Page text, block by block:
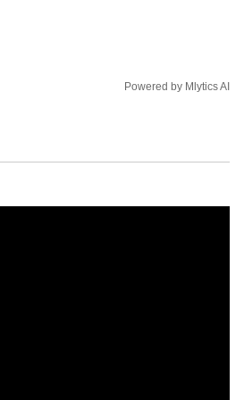
Powered by Mlytics AI